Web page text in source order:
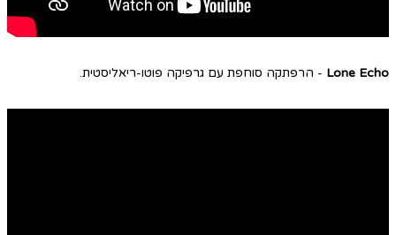
Lone Echo - הרפתקה סוחפת עם גרפיקה פוטו-ריאליסטית.